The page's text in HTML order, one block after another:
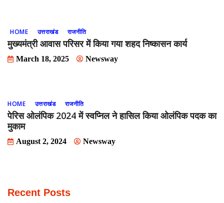
HOME उत्तराखंड राजनीति
मुख्यमंत्री आवास परिसर में किया गया शहद निष्कासन कार्य
March 18, 2025 Newsway
HOME उत्तराखंड राजनीति
पेरिस ओलंपिक 2024 में स्वप्निल ने हासिल किया ओलंपिक पदक का
मुकाम
August 2, 2024 Newsway
Recent Posts